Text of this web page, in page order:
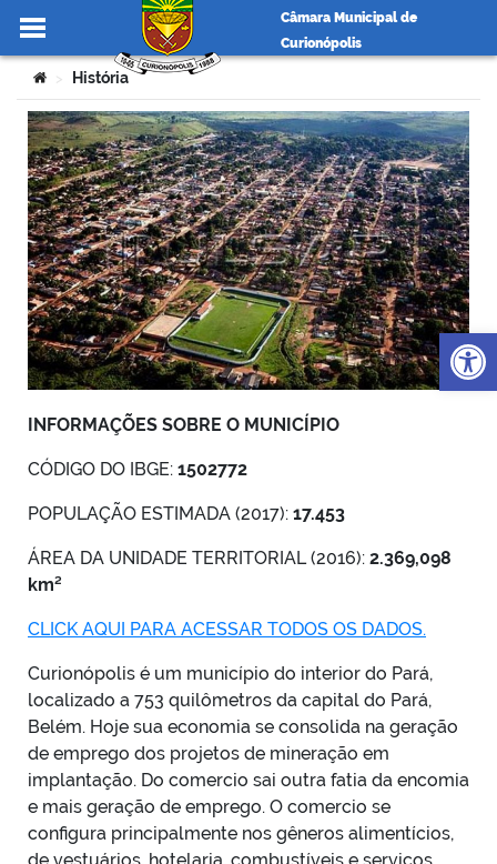
Ir para o conteúdo
Câmara Municipal de
Curionópolis
portal
Você está aqui:
> História
INFORMAÇÕES SOBRE O MUNICÍPIO
CÓDIGO DO IBGE: 1502772
POPULAÇÃO ESTIMADA (2017): 17.453
ÁREA DA UNIDADE TERRITORIAL (2016): 2.369,098
km²
CLICK AQUI PARA ACESSAR TODOS OS DADOS.
Curionópolis é um município do interior do Pará,
localizado a 753 quilômetros da capital do Pará,
Belém. Hoje sua economia se consolida na geração
de emprego dos projetos de mineração em
implantação. Do comercio sai outra fatia da encomia
e mais geração de emprego. O comercio se
configura principalmente nos gêneros alimentícios,